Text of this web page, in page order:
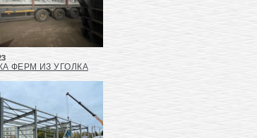
ФЕРМ ИЗ УГОЛКА